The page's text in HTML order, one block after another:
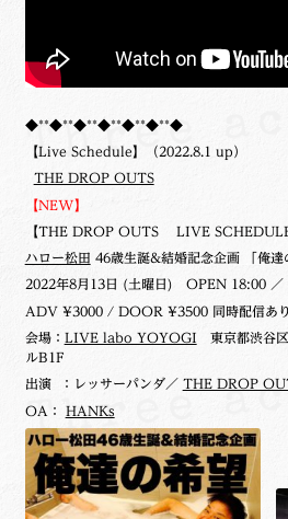
◆**◆**◆**◆**◆**◆**◆
【Live Schedule】（2022.8.1 up）
THE DROP OUTS
【NEW】
【THE DROP OUTS LIVE SCHEDULE
ハロー松田 46歳生誕&結婚記念企画 「俺達
2022年8月13日 (土曜日) OPEN 18:00
ADV ¥3000 / DOOR ¥3500 同時配信あ
会場： LIVE labo YOYOGI 東京都渋谷
ルB1F
出演 ：レッサーパンダ／ THE DROP
OA： HANKs